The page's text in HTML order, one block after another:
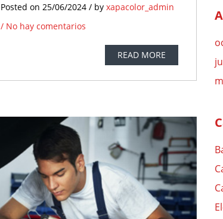
Posted on 25/06/2024 / by xapacolor_admin
/ No hay comentarios
READ MORE